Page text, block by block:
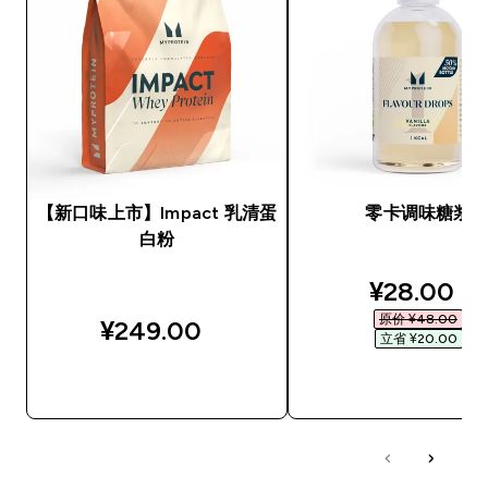
【新口味上市】Impact 乳清蛋
白粉
¥249.00‎
零卡调味糖浆
¥28.00‎
原价 ¥48.00‎
立省 ¥20.00‎